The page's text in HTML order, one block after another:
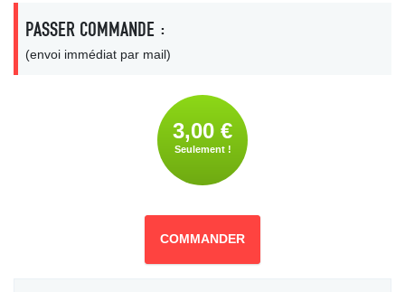
PASSER COMMANDE :
(envoi immédiat par mail)
3,00 €
Seulement !
COMMANDER